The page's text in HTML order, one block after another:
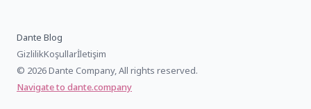
Dante Blog
GizlilikKoşullarİletişim
© 2026 Dante Company, All rights reserved.
Navigate to dante.company